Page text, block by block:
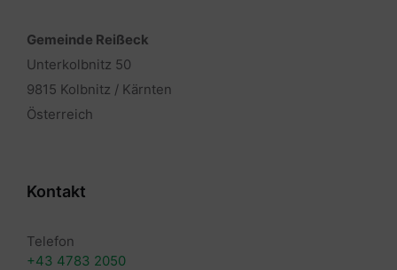
Gemeinde Reißeck
Unterkolbnitz 50
9815 Kolbnitz / Kärnten
Österreich
Kontakt
Telefon
+43 4783 2050